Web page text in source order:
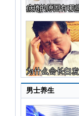
男士养生